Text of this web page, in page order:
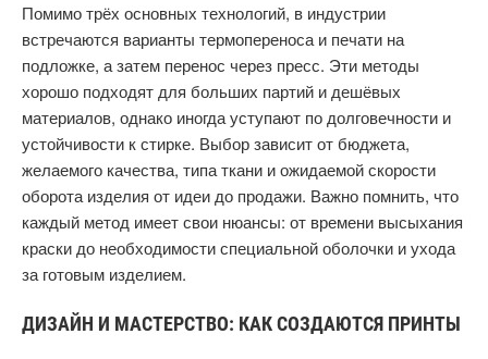
Помимо трёх основных технологий, в индустрии
встречаются варианты термопереноса и печати на
подложке, а затем перенос через пресс. Эти методы
хорошо подходят для больших партий и дешёвых
материалов, однако иногда уступают по долговечности и
устойчивости к стирке. Выбор зависит от бюджета,
желаемого качества, типа ткани и ожидаемой скорости
оборота изделия от идеи до продажи. Важно помнить, что
каждый метод имеет свои нюансы: от времени высыхания
краски до необходимости специальной оболочки и ухода
за готовым изделием.
ДИЗАЙН И МАСТЕРСТВО: КАК СОЗДАЮТСЯ ПРИНТЫ